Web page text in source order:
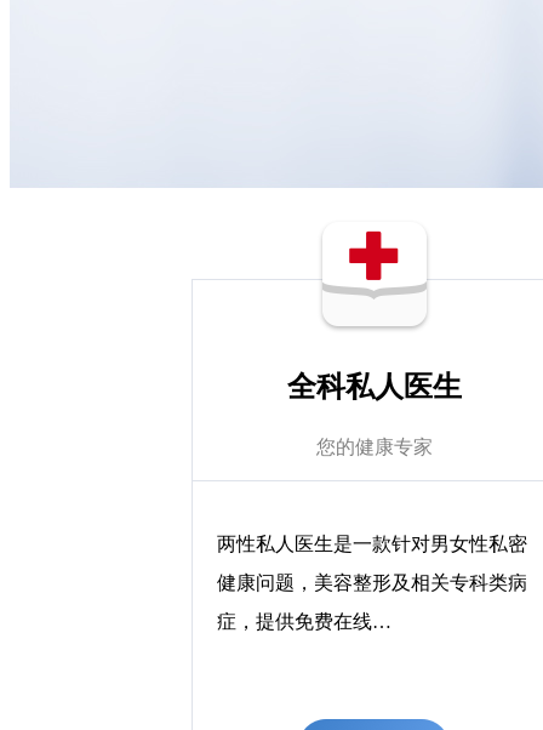
全科私人医生
您的健康专家
两性私人医生是一款针对男女性私密
健康问题，美容整形及相关专科类病
症，提供免费在线…